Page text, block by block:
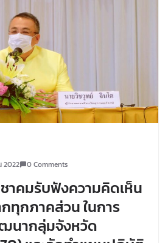
2022 0 Comments
าคมรับฟังความคิดเห็น
ทุกภาคส่วน ในการ
นากลุ่มจังหวัด